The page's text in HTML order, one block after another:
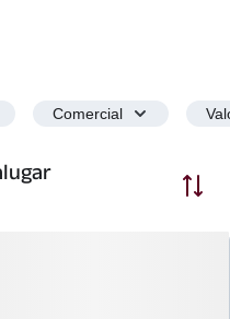
Comercial
Ordenar